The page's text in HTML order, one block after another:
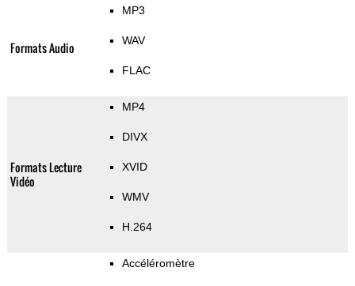
Formats Audio
MP3
WAV
FLAC
Formats Lecture
Vidéo
MP4
DIVX
XVID
WMV
H.264
Accéléromètre